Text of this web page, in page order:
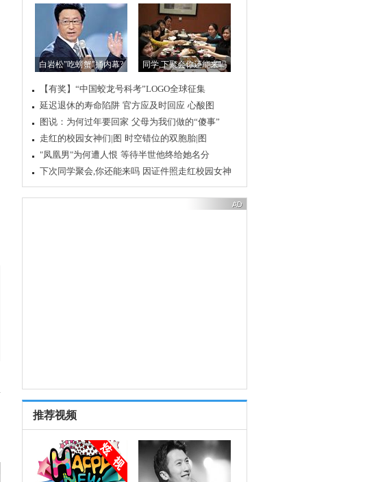
白岩松"吃螃蟹"捅内幕? 同学,下聚会你还能来吗
【有奖】“中国蛟龙号科考”LOGO全球征集
延迟退休的寿命陷阱 官方应及时回应 心酸图
图说：为何过年要回家 父母为我们做的“傻事”
走红的校园女神们|图 时空错位的双胞胎|图
"凤凰男"为何遭人恨 等待半世他终给她名分
下次同学聚会,你还能来吗 因证件照走红校园女神
推荐视频